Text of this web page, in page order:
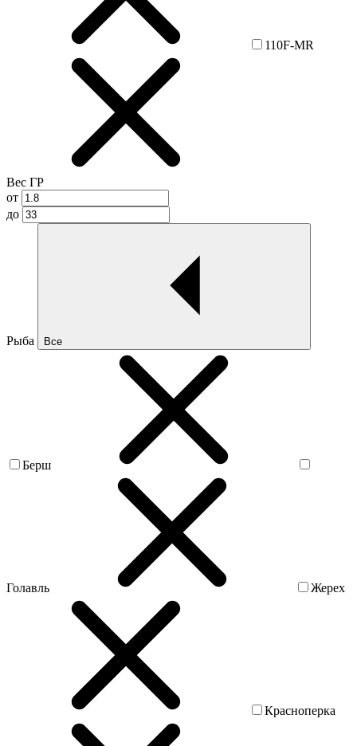
110F-MR
Вес ГР
от
до
Рыба Все
Берш
Голавль Жерех
Красноперка